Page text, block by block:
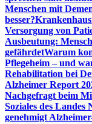
Menschen mit
besser?
Versorgung von
Ausbeutung:
gefährdetWarum
Pflegeheim – und
Rehabilitation bei
Alzheimer Report
Nachgefragt beim
Soziales des Landes
genehmigt